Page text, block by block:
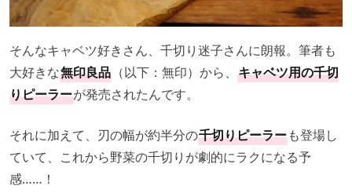
そんなキャベツ好きさん、千切り迷子さんに朗報。筆者も
大好きな無印良品 （以下：無印）から、 キャベツ用の千切
りピーラーが発売されたんです。
それに加えて、刃の幅が約半分の千切りピーラーも登場し
ていて、これから野菜の千切りが劇的にラクになる予
感……！